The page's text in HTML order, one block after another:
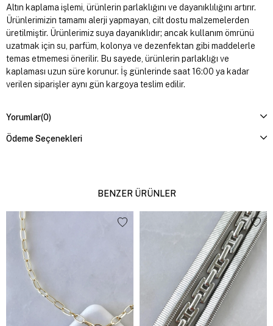
Altın kaplama işlemi, ürünlerin parlaklığını ve dayanıklılığını artırır.
Ürünlerimizin tamamı alerji yapmayan, cilt dostu malzemelerden
üretilmiştir. Ürünlerimiz suya dayanıklıdır; ancak kullanım ömrünü
uzatmak için su, parfüm, kolonya ve dezenfektan gibi maddelerle
temas etmemesi önerilir. Bu sayede, ürünlerin parlaklığı ve
kaplaması uzun süre korunur. İş günlerinde saat 16:00 ya kadar
verilen siparişler aynı gün kargoya teslim edilir.
Yorumlar(0)
Ödeme Seçenekleri
BENZER ÜRÜNLER